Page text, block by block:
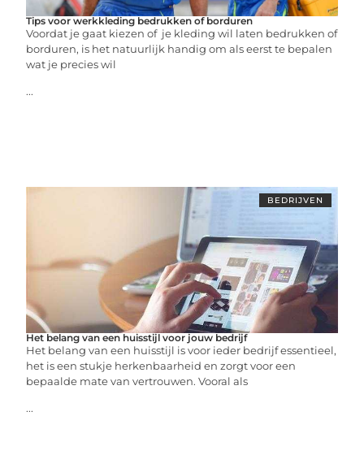
Tips voor werkkleding bedrukken of borduren
Voordat je gaat kiezen of je kleding wil laten bedrukken of
borduren, is het natuurlijk handig om als eerst te bepalen
wat je precies wil
...
BEDRIJVEN
Het belang van een huisstijl voor jouw bedrijf
Het belang van een huisstijl is voor ieder bedrijf essentieel,
het is een stukje herkenbaarheid en zorgt voor een
bepaalde mate van vertrouwen. Vooral als
...